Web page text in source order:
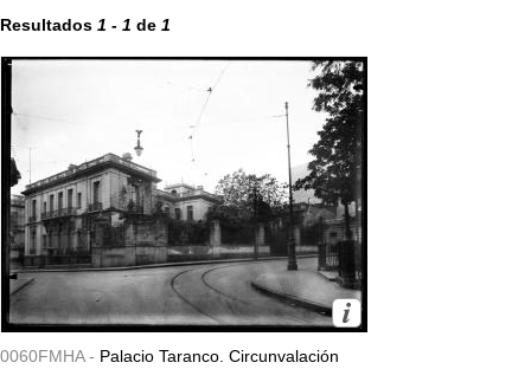
Resultados 1 - 1 de 1
0060FMHA - Palacio Taranco. Circunvalación